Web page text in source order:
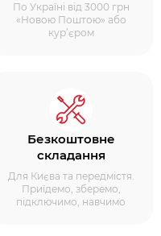
По Україні від 3000 грн
«Новою Поштою» або
кур’єром
Безкоштовне
складання
Для Києва та передмістя.
Приїдемо, зберемо,
підключимо, навчимо